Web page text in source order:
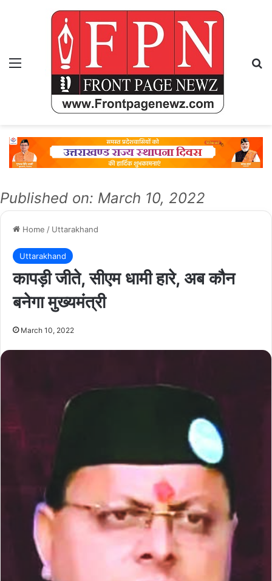
Menu
Published on: March 10, 2022
Home / Uttarakhand
Uttarakhand
कापड़ी जीते, सीएम धामी हारे, अब कौन
बनेगा मुख्यमंत्री
March 10, 2022